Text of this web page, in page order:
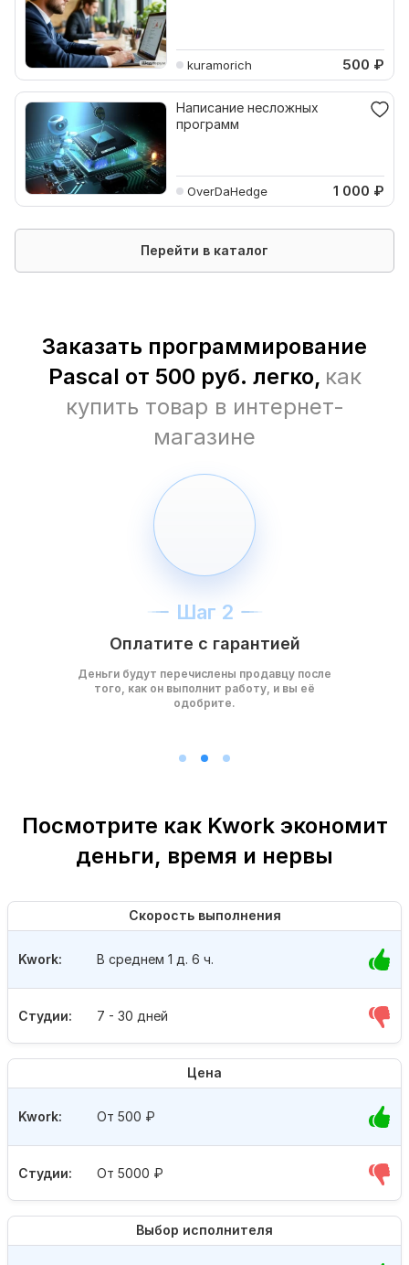
kuramorich 500 ₽
Написание несложных
программ
OverDaHedge 1 000 ₽
Перейти в каталог
Заказать программирование
Pascal от 500 руб. легко, как
купить товар в интернет-
магазине
Шаг 2
Оплатите с гарантией
Деньги будут перечислены продавцу после
того, как он выполнит работу, и вы её
одобрите.
Посмотрите как Kwork экономит
деньги, время и нервы
Скорость выполнения
Студии: 7 - 30 дней
Kwork: В среднем 1 д. 6 ч.
Цена
Студии: От 5000 ₽
Kwork: От 500 ₽
Выбор исполнителя